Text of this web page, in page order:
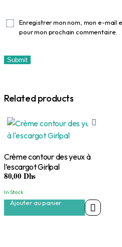
Enregistrer mon nom, mon e-mail
pour mon prochain commentaire.
Related products
Crème contour des yeux à
l’escargot Girlpal
80,00Dhs
In Stock
Ajouter au panier